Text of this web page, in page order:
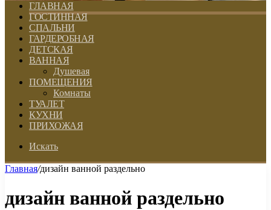
ГЛАВНАЯ
ГОСТИННАЯ
СПАЛЬНИ
ГАРДЕРОБНАЯ
ДЕТСКАЯ
ВАННАЯ
Душевая
ПОМЕЩЕНИЯ
Комнаты
ТУАЛЕТ
КУХНИ
ПРИХОЖАЯ
Искать
Главная/дизайн ванной раздельно
дизайн ванной раздельно